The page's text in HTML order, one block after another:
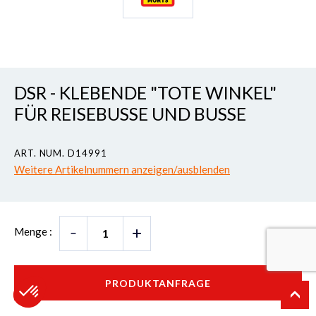
DSR - KLEBENDE "TOTE WINKEL"
FÜR REISEBUSSE UND BUSSE
ART. NUM. D14991
Weitere Artikelnummern anzeigen/ausblenden
Menge :
PRODUKTANFRAGE